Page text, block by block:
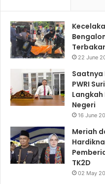
22 June
Saatnya
PWRI
Langkah
Negeri
16 June
Meriah
TK2D
02 May